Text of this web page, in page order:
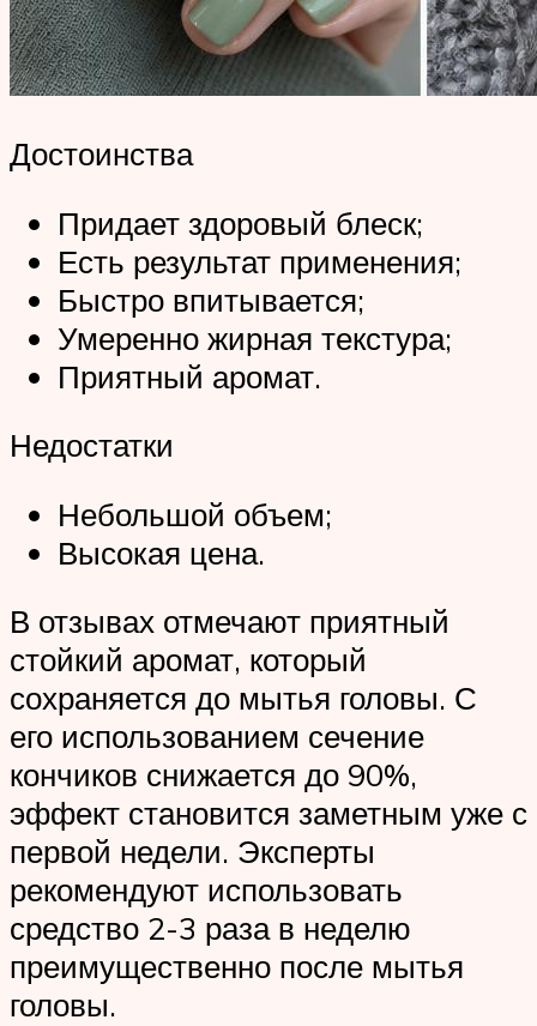
Достоинства
Придает здоровый блеск;
Есть результат применения;
Быстро впитывается;
Умеренно жирная текстура;
Приятный аромат.
Недостатки
Небольшой объем;
Высокая цена.
В отзывах отмечают приятный
стойкий аромат, который
сохраняется до мытья головы. С
его использованием сечение
кончиков снижается до 90%,
эффект становится заметным уже с
первой недели. Эксперты
рекомендуют использовать
средство 2-3 раза в неделю
преимущественно после мытья
головы.